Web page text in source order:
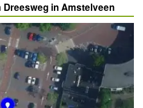
in Amstelveen